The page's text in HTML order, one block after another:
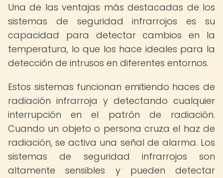
Una de las ventajas más destacadas de los
sistemas de seguridad infrarrojos es su
capacidad para detectar cambios en la
temperatura, lo que los hace ideales para la
detección de intrusos en diferentes entornos.
Estos sistemas funcionan emitiendo haces de
radiación infrarroja y detectando cualquier
interrupción en el patrón de radiación.
Cuando un objeto o persona cruza el haz de
radiación, se activa una señal de alarma. Los
sistemas de seguridad infrarrojos son
altamente sensibles y pueden detectar